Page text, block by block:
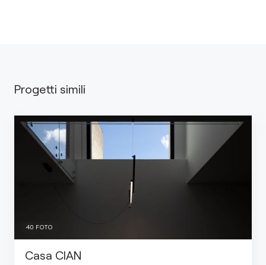
Progetti simili
40 FOTO
Casa CIAN